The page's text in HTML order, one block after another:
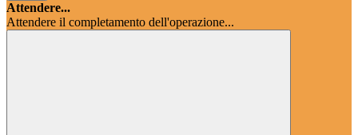
Attendere...
Attendere il completamento dell'operazione...